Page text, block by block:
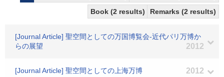
Book (2 results)
Remarks (2 results)
[Journal Article] 聖空間としての万国博覧会-近代パリ万博か
らの展望
2012
[Journal Article] 聖空間としての上海万博 2012